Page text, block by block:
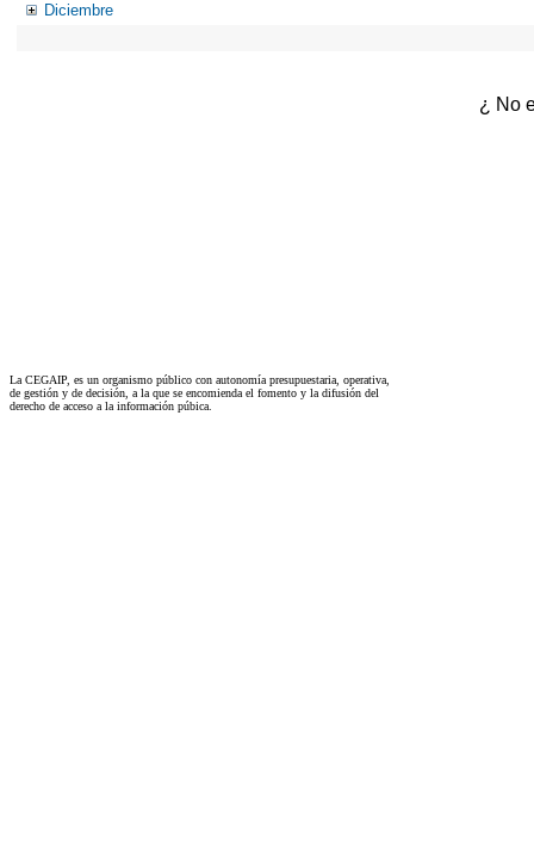
Diciembre
¿ No
La CEGAIP, es un organismo público con autonomía presupuestaria, operativa,
de gestión y de decisión, a la que se encomienda el fomento y la difusión del
derecho de acceso a la información púbica.